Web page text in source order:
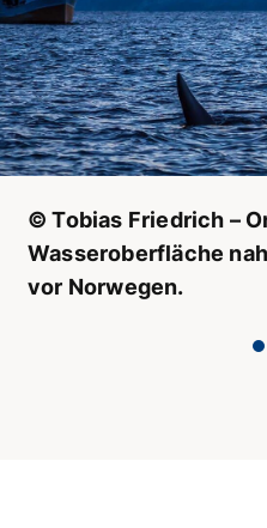
© Tobias Friedrich –
Wasseroberfläche
vor Norwegen.